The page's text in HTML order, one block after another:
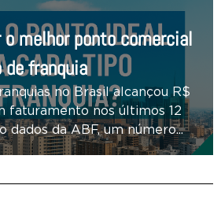
o melhor ponto comercial
franquia
no Brasil alcançou R$
faturamento nos últimos 12
dados da ABF, um número...